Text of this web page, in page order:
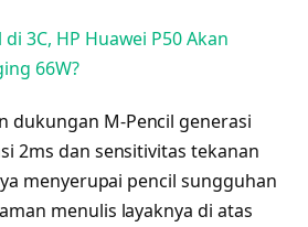
3C, HP Huawei P50 Akan
66W?
dukungan M-Pencil generasi
2ms dan sensitivitas tekanan
menyerupai pencil sungguhan
menulis layaknya di atas